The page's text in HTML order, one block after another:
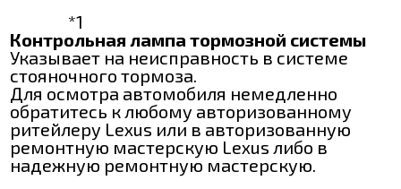
*1
Контрольная лампа тормозной системы
Указывает на неисправность в системе
стояночного тормоза.
Для осмотра автомобиля немедленно
обратитесь к любому авторизованному
ритейлеру Lexus или в авторизованную
ремонтную мастерскую Lexus либо в
надежную ремонтную мастерскую.